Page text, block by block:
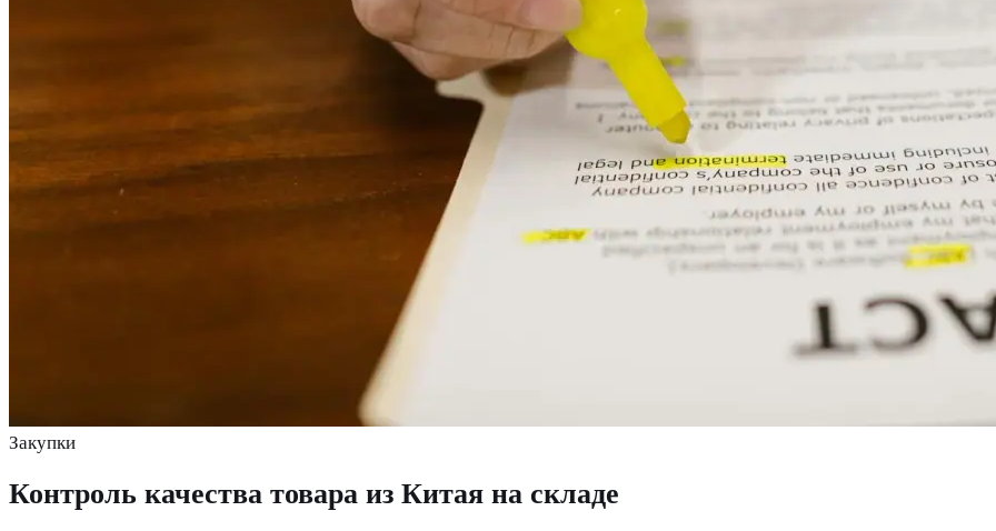
Закупки
Контроль качества товара из Китая на складе